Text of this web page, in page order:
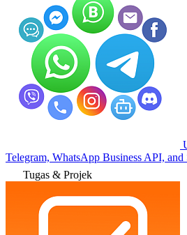
Telegram, WhatsApp Business API, and
Tugas & Projek